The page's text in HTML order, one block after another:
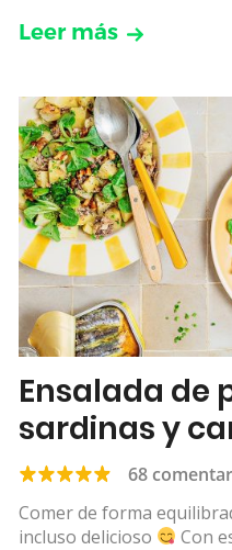
Leer más
Ensalada de
sardinas y
68
Comer de forma
incluso delicioso
Con